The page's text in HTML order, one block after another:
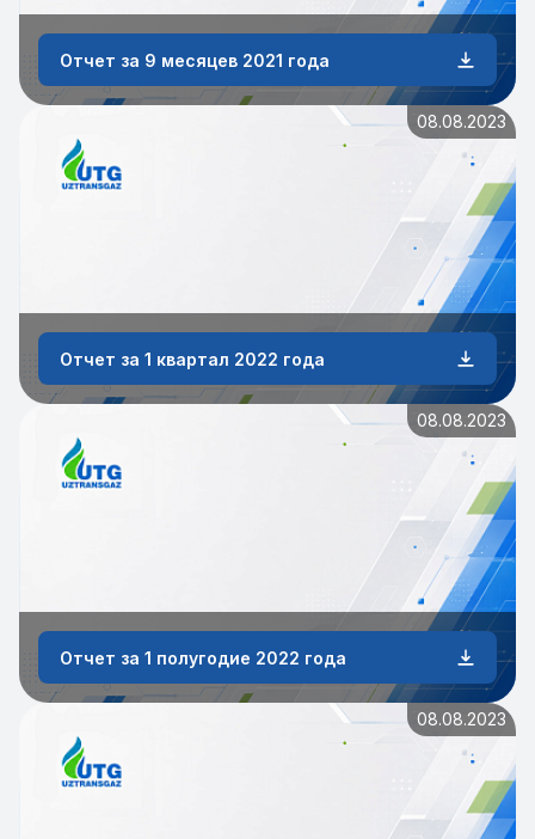
Отчет за 9 месяцев 2021 года
08.08.2023
Отчет за 1 квартал 2022 года
08.08.2023
Отчет за 1 полугодие 2022 года
08.08.2023